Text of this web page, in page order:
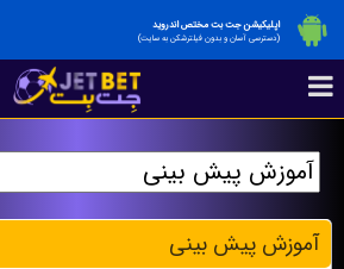
اپلیکیشن جت بت مختص اندروید
(دسترسی آسان و بدون فیلترشکن به سایت)
آموزش پيش بينی